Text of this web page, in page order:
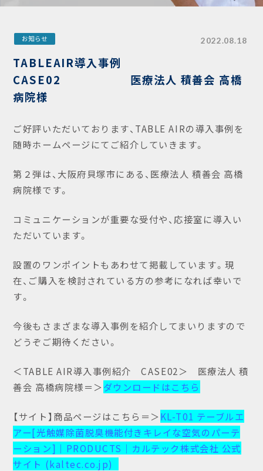
お知らせ 2022.08.18
TABLEAIR導入事例
CASE02 医療法人 積善会 高橋
病院様
ご好評いただいております、TABLE AIRの導入事例を
随時ホームページにてご紹介していきます。
第２弾は、大阪府貝塚市にある、医療法人 積善会 高橋
病院様です。
コミュニケーションが重要な受付や、応接室に導入い
ただいています。
設置のワンポイントもあわせて掲載しています。現
在、ご購入を検討されている方の参考になれば幸いで
す。
今後もさまざまな導入事例を紹介してまいりますので
どうぞご期待ください。
＜TABLE AIR導入事例紹介 CASE02＞ 医療法人 積
善会 高橋病院様＝＞ダウンロードはこちら
【サイト】商品ページはこちら＝＞KL-T01 テーブルエ
アー[光触媒除菌脱臭機能付きキレイな空気のパーテ
ーション]｜PRODUCTS｜カルテック株式会社 公式
サイト (kaltec.co.jp)